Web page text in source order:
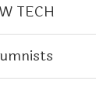
TECH